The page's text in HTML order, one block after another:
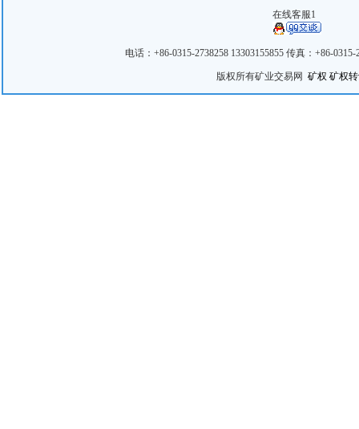
在线客服1
电话：+86-0315-2738258 13303155855 传真：+86-
版权所有矿业交易网矿权 矿权